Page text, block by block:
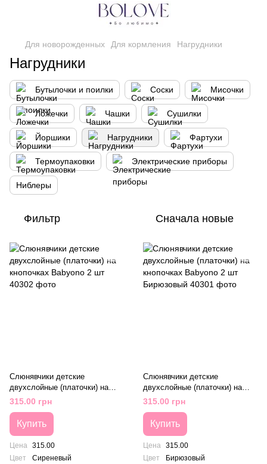
Для новорожденных Для кормления Нагрудники
Нагрудники
Бутылочки и поилки Соски Мисочки
Ложечки Чашки Сушилки
Йоршики Нагрудники Фартухи
Термоупаковки Электрические приборы
Ниблеры
Фильтр Сначала новые
Слюнявчики детские
двухслойные (платочки) на
кнопочках Babyono 2 шт
315.00 грн
Купить
Цена 315.00
Цвет
Сиреневый
Слюнявчики детские
двухслойные (платочки) на
кнопочках Babyono 2 шт
Бирюзовый
315.00 грн
Купить
Цена 315.00
Цвет
Бирюзовый